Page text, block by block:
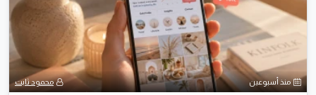
منذ أسبوعين محمود ثابت